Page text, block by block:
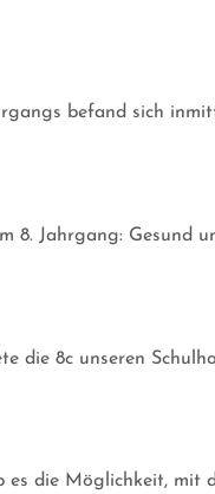
befand sich
8. Jahrgang: Gesund
die 8c unseren
es die Möglichkeit, mit